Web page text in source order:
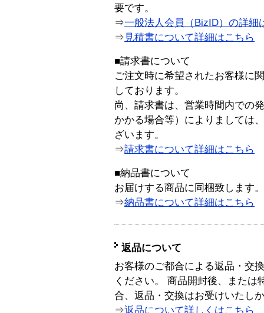
要です。
⇒一般法人会員（BizID）の詳細
⇒ 見積書について詳細はこちら
■請求書について
ご注文時に希望されたお客様に
しております。
尚、請求書は、営業時間内での
かかる場合等）によりましては
ざいます。
⇒請求書について詳細はこちら
■納品書について
お届けする商品に同梱致します。
⇒納品書について詳細はこちら
返品について
お客様のご都合による返品・交
ください。 商品開封後、または
合、返品・交換はお受けいたし
⇒返品について詳しくはこちら